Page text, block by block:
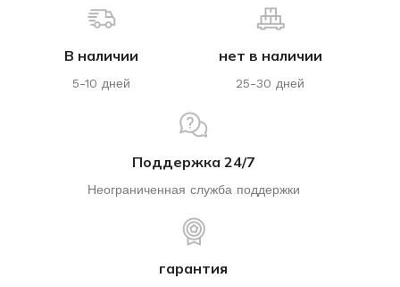
В наличии
5-10 дней
нет в наличии
25-30 дней
Поддержка 24/7
Неограниченная служба поддержки
гарантия